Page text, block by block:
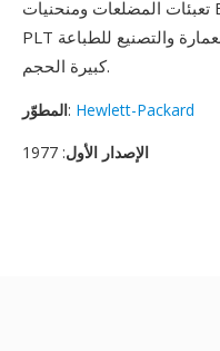
تعبئات المضلعات ومنحنيات Bezier ودعم الصور النقطية. تبقى
PLT مستخدمة بنشاط في الهندسة والعمارة والتصنيع للطباعة
كبيرة الحجم.
المطوّر: Hewlett-Packard
الإصدار الأول: 1977